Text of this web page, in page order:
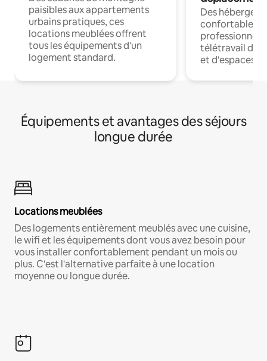
paisibles aux appartements
urbains pratiques, ces
locations meublées offrent
tous les équipements d'un
logement standard.
Des
confortables
professionnels
télétravail
et d'espaces
Équipements et avantages des séjours
longue durée
Locations meublées
Des logements entièrement meublés avec une cuisine,
le wifi et les équipements dont vous avez besoin pour
vous installer confortablement pendant un mois ou
plus. C'est l'alternative parfaite à une location
moyenne ou longue durée.